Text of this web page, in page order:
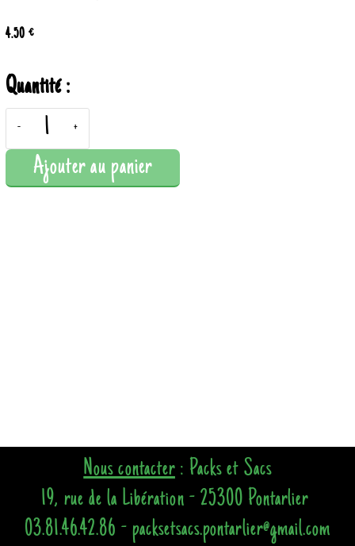
4.50 €
Quantité :
- +
Ajouter au panier
Nous contacter: Packs et Sacs
19, rue de la Libération - 25300 Pontarlier
03.81.46.42.86 - packsetsacs.pontarlier@gmail.com